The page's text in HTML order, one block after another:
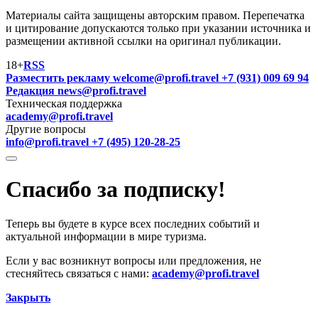
Материалы сайта защищены авторским правом. Перепечатка
и цитирование допускаются только при указании источника и
размещении активной ссылки на оригинал публикации.
18+RSS
Разместить рекламу welcome@profi.travel +7 (931) 009 69 94
Редакция news@profi.travel
Техническая поддержка
academy@profi.travel
Другие вопросы
info@profi.travel +7 (495) 120-28-25
Спасибо за подписку!
Теперь вы будете в курсе всех последних событий и
актуальной информации в мире туризма.
Если у вас возникнут вопросы или предложения, не
стесняйтесь связаться с нами: academy@profi.travel
Закрыть